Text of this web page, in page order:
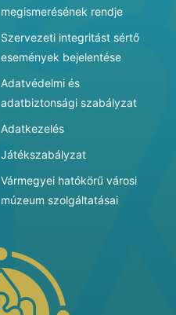
megismerésének rendje
Szervezeti integritást sértő
események bejelentése
Adatvédelmi és
adatbiztonsági szabályzat
Adatkezelés
Játékszabályzat
Vármegyei hatókörű városi
múzeum szolgáltatásai